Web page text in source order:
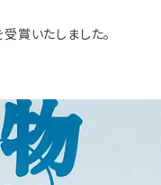
賞いたしました。